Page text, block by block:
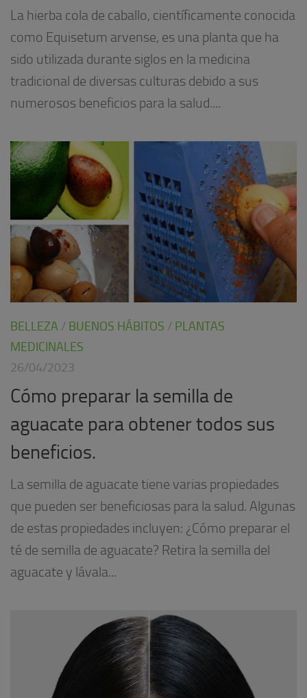
La hierba cola de caballo, científicamente conocida
como Equisetum arvense, es una planta que ha
sido utilizada durante siglos en la medicina
tradicional de diversas culturas debido a sus
numerosos beneficios para la salud....
BELLEZA / BUENOS HÁBITOS / PLANTAS
MEDICINALES
26/04/2023
Cómo preparar la semilla de
aguacate para obtener todos sus
beneficios.
La semilla de aguacate tiene varias propiedades
que pueden ser beneficiosas para la salud. Algunas
de estas propiedades incluyen: ¿Cómo preparar el
té de semilla de aguacate? Retira la semilla del
aguacate y lávala...